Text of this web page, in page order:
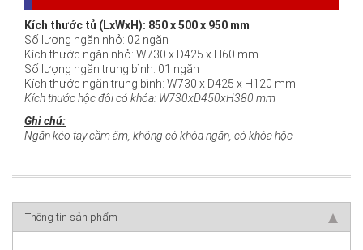
Kích thước tủ (LxWxH): 850 x 500 x 950 mm
Số lượng ngăn nhỏ: 02 ngăn
Kích thước ngăn nhỏ: W730 x D425 x H60 mm
Số lượng ngăn trung bình: 01 ngăn
Kích thước ngăn trung bình: W730 x D425 x H120 mm
Kích thước hộc đôi có khóa: W730xD450xH380 mm
Ghi chú:
Ngăn kéo tay cầm âm, không có khóa ngăn, có khóa hộc
Thông tin sản phẩm